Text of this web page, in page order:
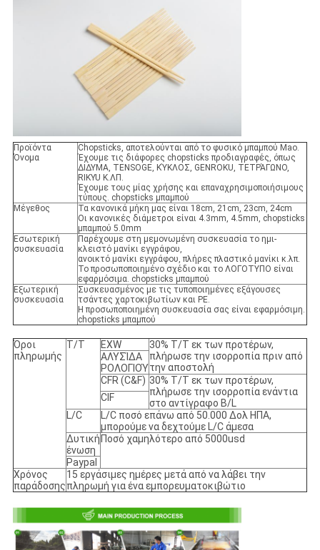
Προϊόντα
Όνομα
Chopsticks, αποτελούνται από το φυσικό μπαμπού Mao.
Έχουμε τις διάφορες chopsticks προδιαγραφές, όπως
ΔΙΔΥΜΑ, TENSOGE, ΚΎΚΛΟΣ, GENROKU, ΤΕΤΡΆΓΩΝΟ,
RIKYU Κ.ΛΠ.
Έχουμε τους μίας χρήσης και επαναχρησιμοποιήσιμους
τύπους. chopsticks μπαμπού
Μέγεθος
Τα κανονικά μήκη μας είναι 18cm, 21cm, 23cm, 24cm
Οι κανονικές διάμετροι είναι 4.3mm, 4.5mm, chopsticks
μπαμπού 5.0mm
Εσωτερική
συσκευασία
Παρέχουμε στη μεμονωμένη συσκευασία το ημι-
κλειστό μανίκι εγγράφου,
ανοικτό μανίκι εγγράφου, πλήρες πλαστικό μανίκι κ.λπ.
Το προσωποποιημένο σχέδιο και το ΛΟΓΟΤΥΠΟ είναι
εφαρμόσιμα. chopsticks μπαμπού
Εξωτερική
συσκευασία
Συσκευασμένος με τις τυποποιημένες εξάγουσες
τσάντες χαρτοκιβωτίων και PE.
Η προσωποποιημένη συσκευασία σας είναι εφαρμόσιμη.
chopsticks μπαμπού
Όροι
πληρωμής
T/T EXW
30% T/T εκ των προτέρων,
πλήρωσε την ισορροπία πριν από
την αποστολή
ΑΛΥΣΊΔΑ
ΡΟΛΟΓΙΟΎ
CFR (C&F) 30% T/T εκ των προτέρων,
πλήρωσε την ισορροπία ενάντια
στο αντίγραφο B/L
CIF
L/C
L/C ποσό επάνω από 50.000 Δολ ΗΠΑ,
μπορούμε να δεχτούμε L/C άμεσα
Δυτική
ένωση
Ποσό χαμηλότερο από 5000usd
Paypal
Χρόνος
παράδοσης
15 εργάσιμες ημέρες μετά από να λάβει την
πληρωμή για ένα εμπορευματοκιβώτιο